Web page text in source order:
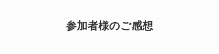
参加者様のご感想